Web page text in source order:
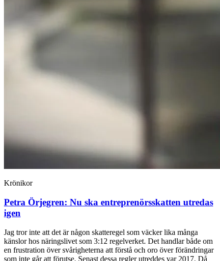
Krönikor
Petra Örjegren: Nu ska entreprenörs­skatten utredas
igen
Jag tror inte att det är någon skatteregel som väcker lika många
känslor hos näringslivet som 3:12 regelverket. Det handlar både om
en frustration över svårigheterna att förstå och oro över förändringar
som inte går att förutse. Senast dessa regler utreddes var 2017. Då